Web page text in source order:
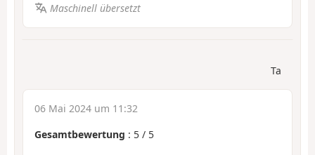
Maschinell übersetzt
Ta
06 Mai 2024 um 11:32
Gesamtbewertung : 5 / 5